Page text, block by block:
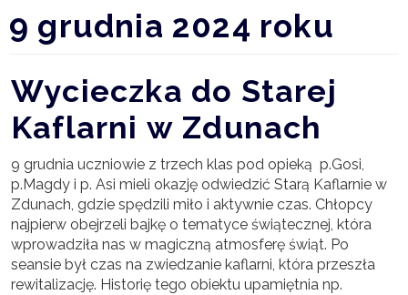
9 grudnia 2024 roku
Wycieczka do Starej
Kaflarni w Zdunach
9 grudnia uczniowie z trzech klas pod opieką p.Gosi,
p.Magdy i p. Asi mieli okazję odwiedzić Starą Kaflarnie w
Zdunach, gdzie spędzili miło i aktywnie czas. Chłopcy
najpierw obejrzeli bajkę o tematyce świątecznej, która
wprowadziła nas w magiczną atmosferę świąt. Po
seansie był czas na zwiedzanie kaflarni, która przeszła
rewitalizację. Historię tego obiektu upamiętnia np.